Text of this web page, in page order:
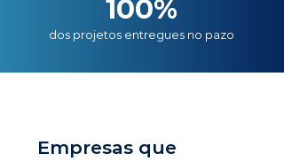
100%
dos projetos entregues no pazo
Empresas que